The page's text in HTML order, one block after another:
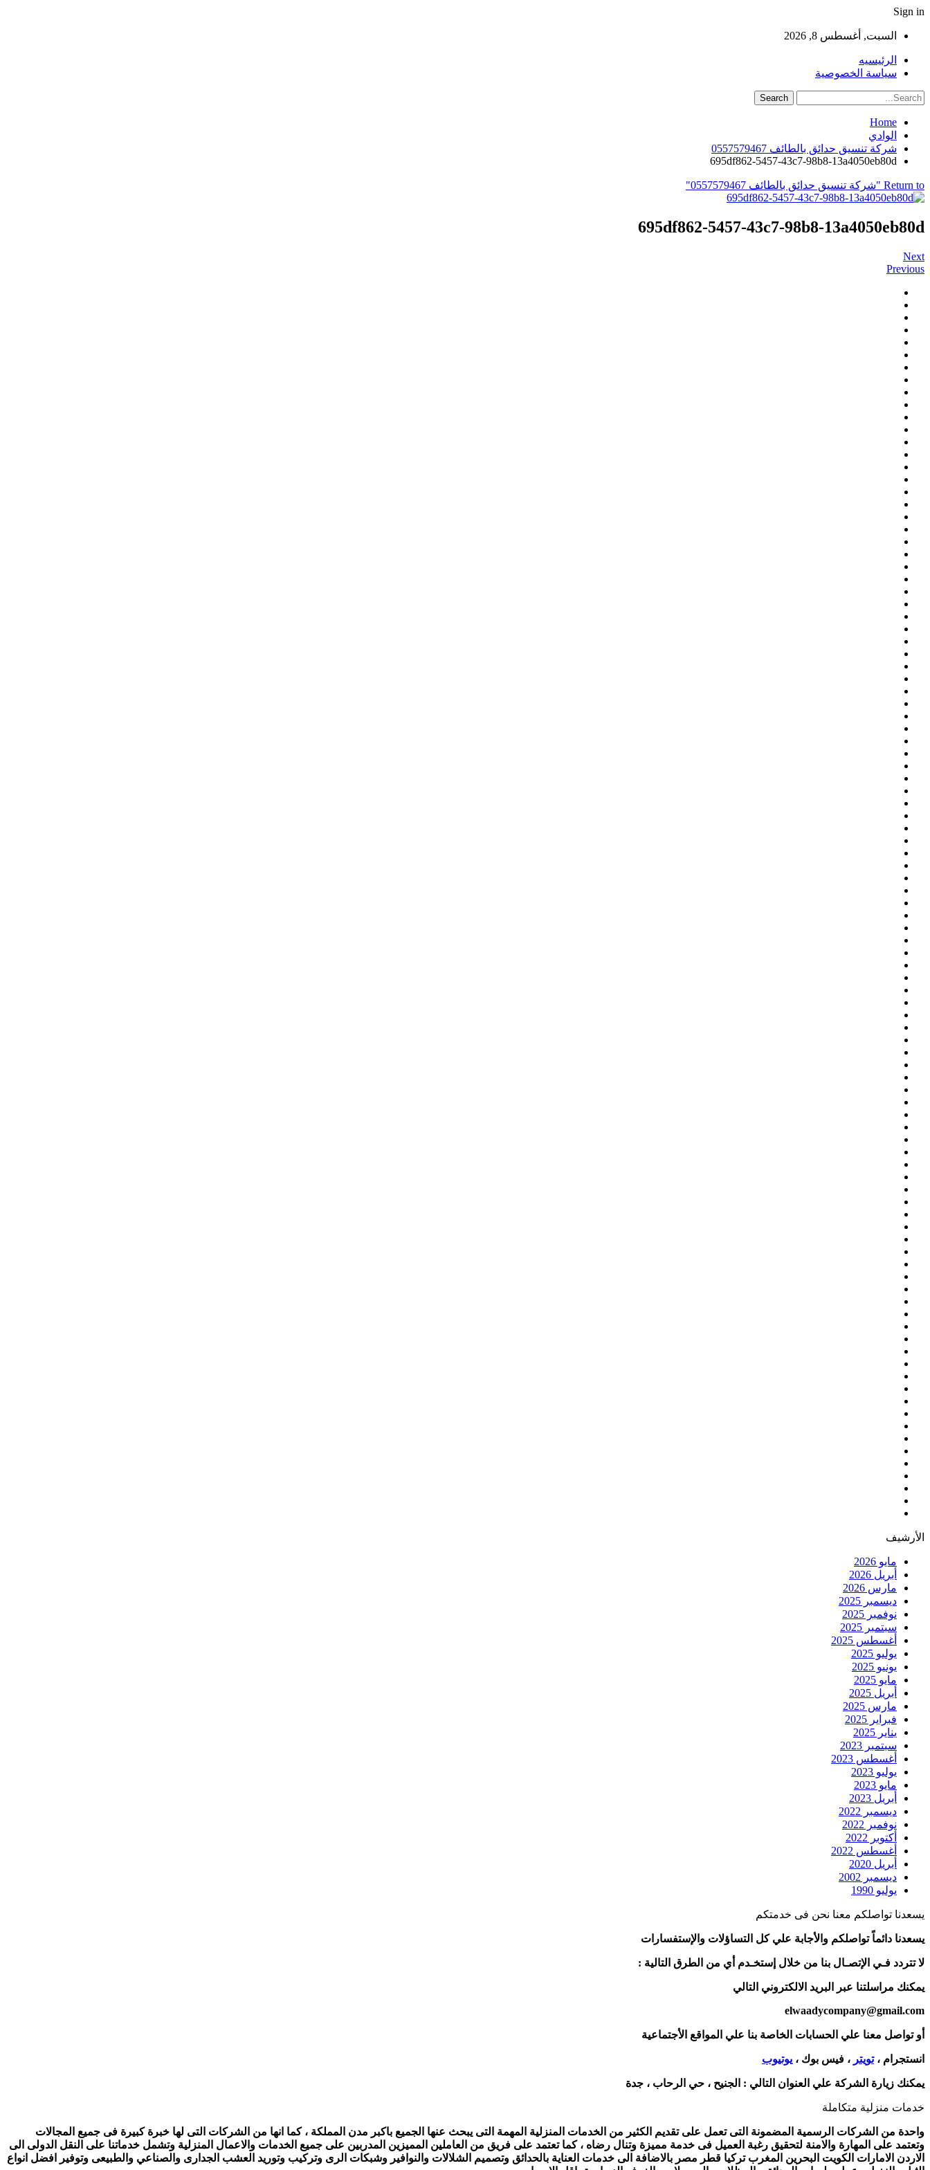
Sign in
السبت, أغسطس 8, 2026
الرئيسيه
سياسة الخصوصية
Home
الوادي
شركة تنسيق حدائق بالطائف 0557579467
695df862-5457-43c7-98b8-13a4050eb80d
Return to "شركة تنسيق حدائق بالطائف 0557579467"
695df862-5457-43c7-98b8-13a4050eb80d
Next
Previous
الأرشيف
مايو 2026
أبريل 2026
مارس 2026
ديسمبر 2025
نوفمبر 2025
سبتمبر 2025
أغسطس 2025
يوليو 2025
يونيو 2025
مايو 2025
أبريل 2025
مارس 2025
فبراير 2025
يناير 2025
سبتمبر 2023
أغسطس 2023
يوليو 2023
مايو 2023
أبريل 2023
ديسمبر 2022
نوفمبر 2022
أكتوبر 2022
أغسطس 2022
أبريل 2020
ديسمبر 2002
يوليو 1990
يسعدنا تواصلكم معنا نحن فى خدمتكم
يسعدنا دائماً تواصلكم والأجابة علي كل التساؤلات والإستفسارات
لا تتردد فـي الإتصـال بنا من خلال إستخـدم أي من الطرق التالية :
يمكنك مراسلتنا عبر البريد الالكتروني التالي
elwaadycompany@gmail.com
أو تواصل معنا علي الحسابات الخاصة بنا علي المواقع الأجتماعية
انستجرام ،تويتر ، فيس بوك ، يوتيوب
يمكنك زيارة الشركة علي العنوان التالي : الجنيح ، حي الرحاب ، جدة
خدمات منزلية متكاملة
واحدة من الشركات الرسمية المضمونة التى تعمل على تقديم الكثير من الخدمات المنزلية المهمة التى يبحث عنها الجميع باكبر مدن المملكة ، كما انها من الشركات التى لها خبرة كبيرة فى جميع المجالات
وتعتمد على المهارة والامنة لتحقيق رغبة العميل فى خدمة مميزة وتنال رضاه ، كما تعتمد على فريق من العاملين المميزين المدربين على جميع الخدمات والاعمال المنزلية وتشمل خدماتنا على النقل الدولى الى
الاردن الامارات الكويت البحرين المغرب تركيا قطر مصر بالاضافة الى خدمات العناية بالحدائق وتصميم الشلالات والنوافير وشبكات الرى وتركيب وتوريد العشب الجدارى والصناعي والطبيعى وتوفير افضل انواع